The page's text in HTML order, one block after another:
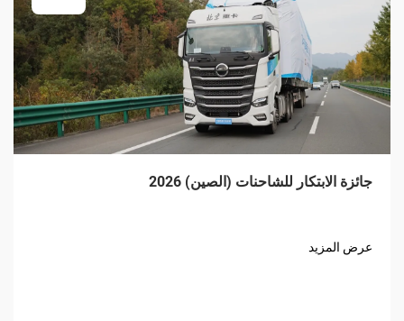
جائزة الابتكار للشاحنات (الصين) 2026
عرض المزيد